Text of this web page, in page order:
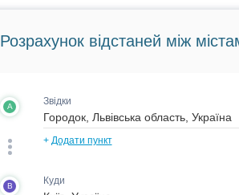
Розрахунок відстаней між
A Звідки
+ Додати пункт
B Куди